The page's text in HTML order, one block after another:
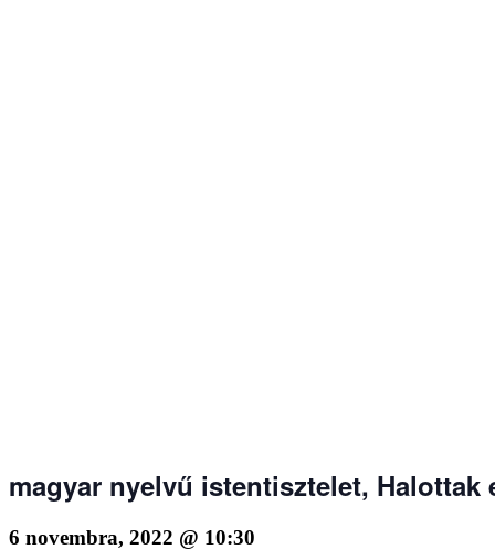
magyar nyelvű istentisztelet, Halottak
6 novembra, 2022 @ 10:30